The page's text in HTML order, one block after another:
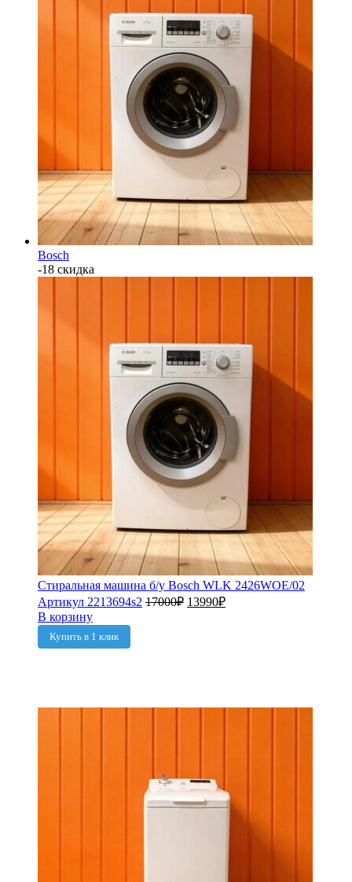
Bosch
-18 скидка
Стиральная машина б/у Bosch WLK 2426WOE/02
Артикул 2213694s2 17000₽ 13990₽
В корзину
Купить в 1 клик